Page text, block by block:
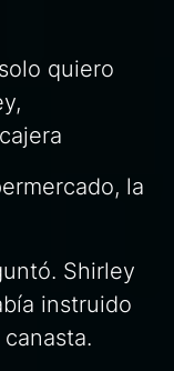
quiero
la
Shirley
instruido